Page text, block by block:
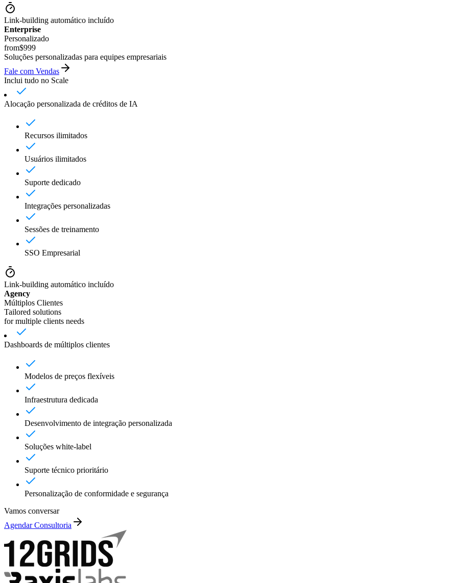
Link-building automático incluído
Enterprise
Personalizado
from$999
Soluções personalizadas para equipes empresariais
Fale com Vendas
Inclui tudo no Scale
Alocação personalizada de créditos de IA
Recursos ilimitados
Usuários ilimitados
Suporte dedicado
Integrações personalizadas
Sessões de treinamento
SSO Empresarial
Link-building automático incluído
Agency
Múltiplos Clientes
Tailored solutions
for multiple clients needs
Dashboards de múltiplos clientes
Modelos de preços flexíveis
Infraestrutura dedicada
Desenvolvimento de integração personalizada
Soluções white-label
Suporte técnico prioritário
Personalização de conformidade e segurança
Vamos conversar
Agendar Consultoria